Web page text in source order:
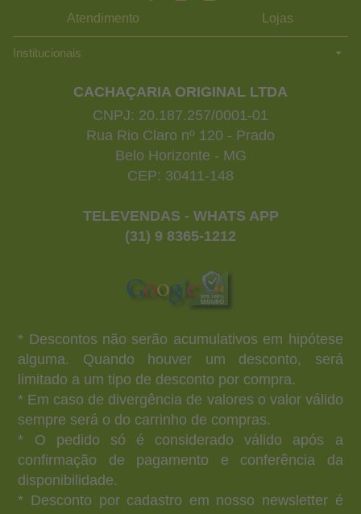
Atendimento Lojas
Institucionais
CACHAÇARIA ORIGINAL LTDA
CNPJ: 20.187.257/0001-01
Rua Rio Claro nº 120 - Prado
Belo Horizonte - MG
CEP: 30411-148
TELEVENDAS - WHATS APP
(31) 9 8365-1212
* Descontos não serão acumulativos em hipótese
alguma. Quando houver um desconto, será
limitado a um tipo de desconto por compra.
* Em caso de divergência de valores o valor válido
sempre será o do carrinho de compras.
* O pedido só é considerado válido após a
confirmação de pagamento e conferência da
disponibilidade.
* Desconto por cadastro em nosso newsletter é